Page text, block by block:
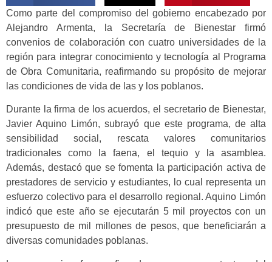
Como parte del compromiso del gobierno encabezado por
Alejandro Armenta, la Secretaría de Bienestar firmó
convenios de colaboración con cuatro universidades de la
región para integrar conocimiento y tecnología al Programa
de Obra Comunitaria, reafirmando su propósito de mejorar
las condiciones de vida de las y los poblanos.
Durante la firma de los acuerdos, el secretario de Bienestar,
Javier Aquino Limón, subrayó que este programa, de alta
sensibilidad social, rescata valores comunitarios
tradicionales como la faena, el tequio y la asamblea.
Además, destacó que se fomenta la participación activa de
prestadores de servicio y estudiantes, lo cual representa un
esfuerzo colectivo para el desarrollo regional. Aquino Limón
indicó que este año se ejecutarán 5 mil proyectos con un
presupuesto de mil millones de pesos, que beneficiarán a
diversas comunidades poblanas.